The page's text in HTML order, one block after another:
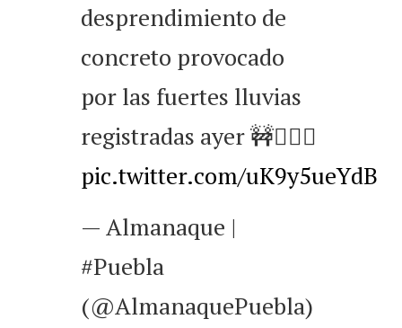
desprendimiento de
concreto provocado
por las fuertes lluvias
registradas ayer 🚧👷🏼‍♂️
pic.twitter.com/uK9y5ueYdB
— Almanaque |
#Puebla
(@AlmanaquePuebla)